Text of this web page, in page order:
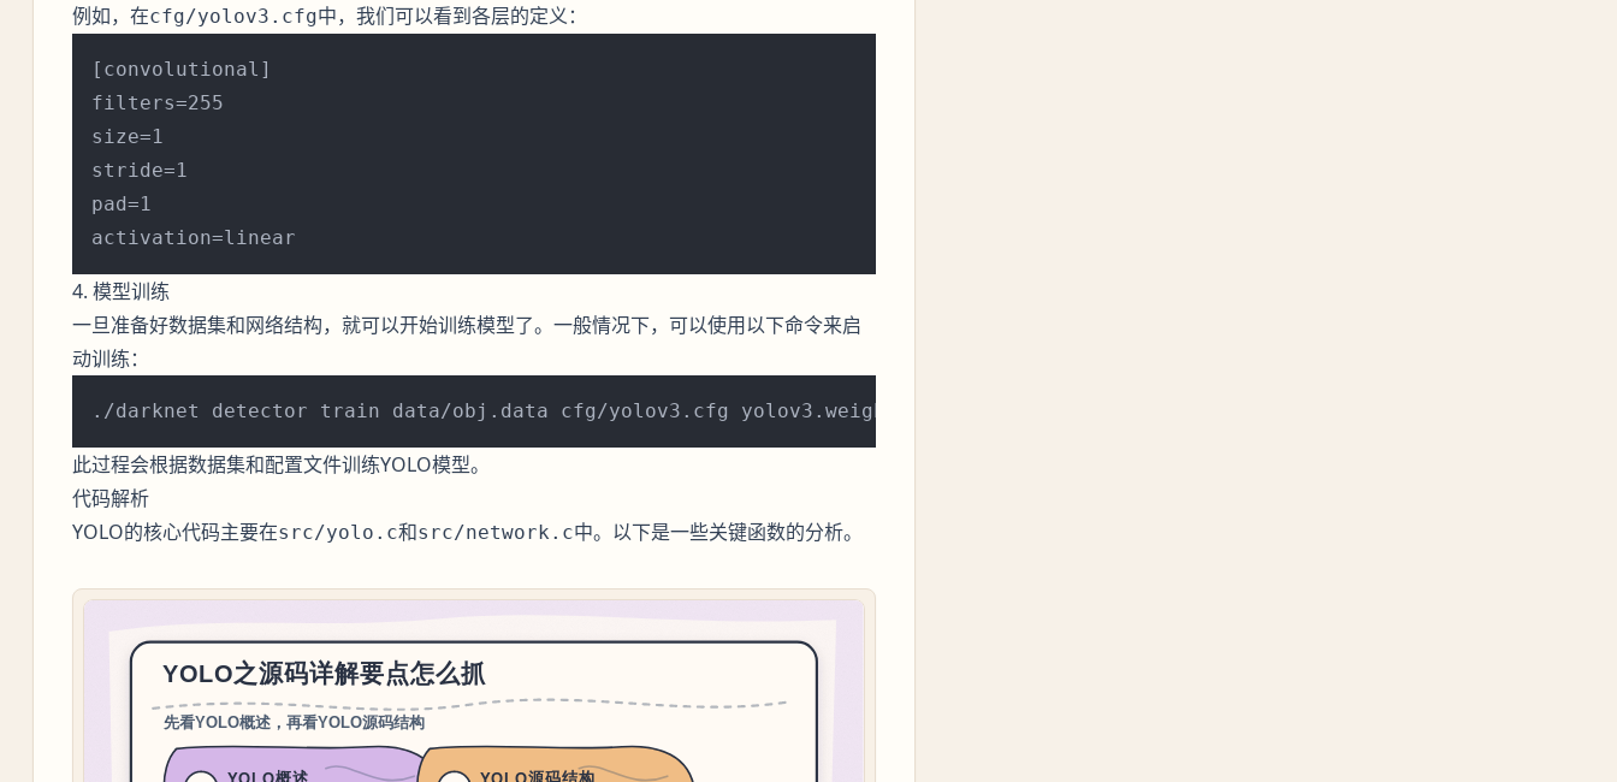
例如，在cfg/yolov3.cfg中，我们可以看到各层的定义：
[convolutional]
filters=255
size=1
stride=1
pad=1
4. 模型训练
一旦准备好数据集和网络结构，就可以开始训练模型了。一般情况下，可以使用以下命令来启
动训练：
此过程会根据数据集和配置文件训练YOLO模型。
代码解析
YOLO的核心代码主要在src/yolo.c和src/network.c中。以下是一些关键函数的分析。